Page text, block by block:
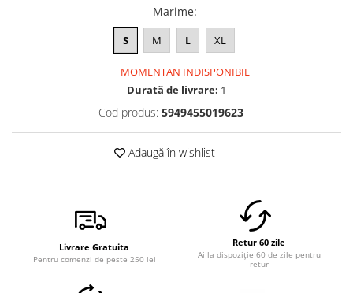
Marime:
S M L XL
MOMENTAN INDISPONIBIL
Durată de livrare: 1
Cod produs: 5949455019623
Adaugă în wishlist
Livrare Gratuita
Pentru comenzi de peste 250 lei
Retur 60 zile
Ai la dispoziție 60 de zile pentru
retur